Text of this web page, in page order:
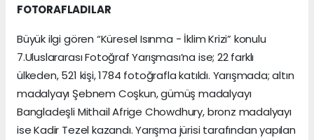
FOTORAFLADILAR
Büyük ilgi gören “Küresel Isınma - İklim Krizi” konulu
7.Uluslararası Fotoğraf Yarışması’na ise; 22 farklı
ülkeden, 521 kişi, 1784 fotoğrafla katıldı. Yarışmada; altın
madalyayı Şebnem Coşkun, gümüş madalyayı
Bangladeşli Mithail Afrige Chowdhury, bronz madalyayı
ise Kadir Tezel kazandı. Yarışma jürisi tarafından yapılan